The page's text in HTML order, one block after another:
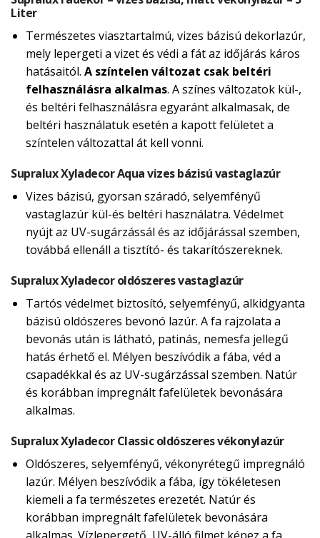
Liter
Természetes viasztartalmú, vizes bázisú dekorlazúr,
mely lepergeti a vizet és védi a fát az időjárás káros
hatásaitól. A színtelen változat csak beltéri
felhasználásra alkalmas. A színes változatok kül-,
és beltéri felhasználásra egyaránt alkalmasak, de
beltéri használatuk esetén a kapott felületet a
színtelen változattal át kell vonni.
Supralux Xyladecor Aqua vizes bázisú vastaglazúr
Vizes bázisú, gyorsan száradó, selyemfényű
vastaglazúr kül-és beltéri használatra. Védelmet
nyújt az UV-sugárzássál és az időjárással szemben,
továbbá ellenáll a tisztító- és takarítószereknek.
Supralux Xyladecor oldószeres vastaglazúr
Tartós védelmet biztosító, selyemfényű, alkidgyanta
bázisú oldószeres bevonó lazúr. A fa rajzolata a
bevonás után is látható, patinás, nemesfa jellegű
hatás érhető el. Mélyen beszívódik a fába, véd a
csapadékkal és az UV-sugárzással szemben. Natúr
és korábban impregnált fafelületek bevonására
alkalmas.
Supralux Xyladecor Classic oldószeres vékonylazúr
Oldószeres, selyemfényű, vékonyrétegű impregnáló
lazúr. Mélyen beszívódik a fába, így tökéletesen
kiemeli a fa természetes erezetét. Natúr és
korábban impregnált fafelületek bevonására